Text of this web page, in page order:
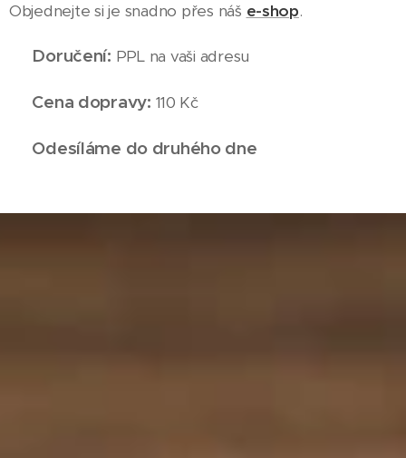
Objednejte si je snadno přes náš e-shop.
Doručení: PPL na vaši adresu
Cena dopravy: 110 Kč
Odesíláme do druhého dne